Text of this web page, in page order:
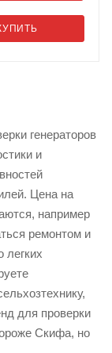
генераторов
и
Цена на
например
ремонтом и
легких
для проверки
Скифа, но